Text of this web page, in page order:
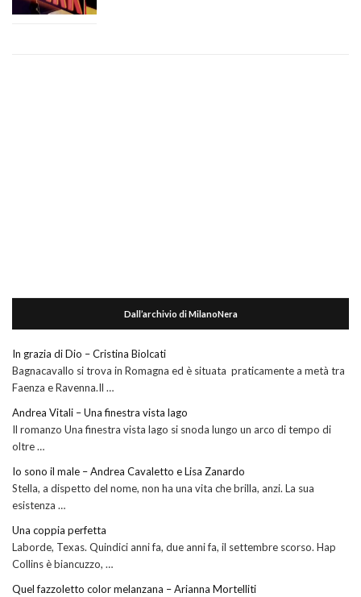
Dall’archivio di MilanoNera
In grazia di Dio – Cristina Biolcati
Bagnacavallo si trova in Romagna ed è situata praticamente a metà tra
Faenza e Ravenna.Il …
Andrea Vitali – Una finestra vista lago
Il romanzo Una finestra vista lago si snoda lungo un arco di tempo di
oltre …
Io sono il male – Andrea Cavaletto e Lisa Zanardo
Stella, a dispetto del nome, non ha una vita che brilla, anzi. La sua
esistenza …
Una coppia perfetta
Laborde, Texas. Quindici anni fa, due anni fa, il settembre scorso. Hap
Collins è biancuzzo, …
Quel fazzoletto color melanzana – Arianna Mortelliti